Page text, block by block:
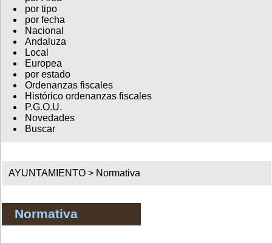
por tipo
por fecha
Nacional
Andaluza
Local
Europea
por estado
Ordenanzas fiscales
Histórico ordenanzas fiscales
P.G.O.U.
Novedades
Buscar
AYUNTAMIENTO > Normativa
Normativa